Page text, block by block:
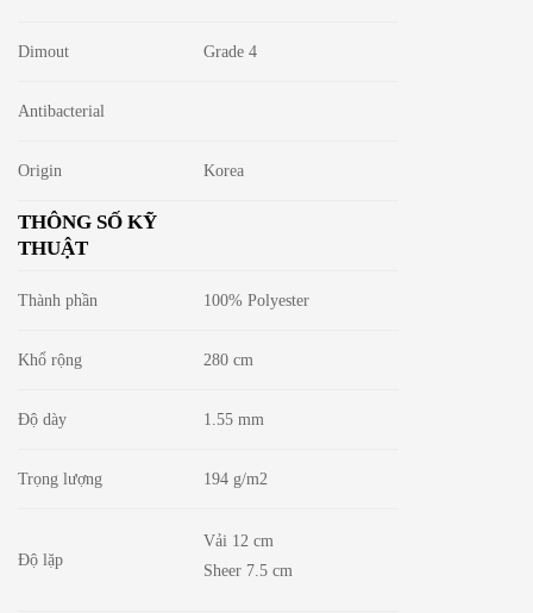
Dimout Grade 4
Antibacterial
Origin Korea
THÔNG SỐ KỸ
THUẬT
Thành phần 100% Polyester
Khổ rộng 280 cm
Độ dày 1.55 mm
Trọng lượng 194 g/m2
Độ lặp
Vải 12 cm
Sheer 7.5 cm